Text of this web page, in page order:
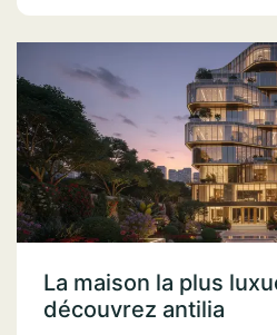
La maison la plus
découvrez antilia